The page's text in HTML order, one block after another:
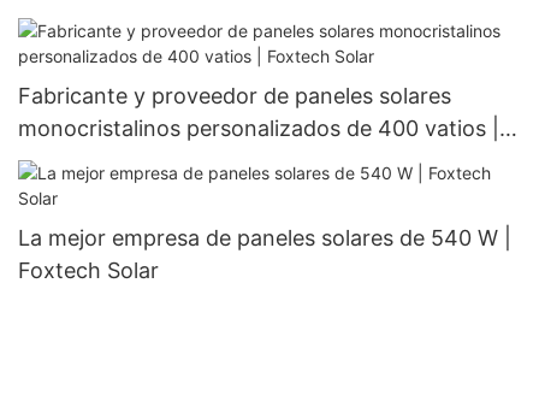
Fabricante y proveedor de paneles solares
monocristalinos personalizados de 400 vatios |
Foxtech Solar
La mejor empresa de paneles solares de 540 W |
Foxtech Solar